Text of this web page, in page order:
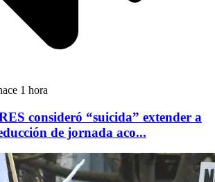
1 hora
consideró “suicida” extender a
de jornada aco...